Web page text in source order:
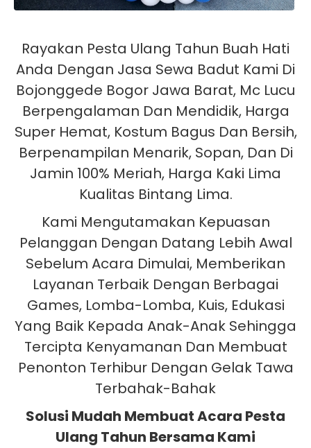
Rayakan Pesta Ulang Tahun Buah Hati
Anda Dengan Jasa Sewa Badut Kami Di
Bojonggede Bogor Jawa Barat, Mc Lucu
Berpengalaman Dan Mendidik, Harga
Super Hemat, Kostum Bagus Dan Bersih,
Berpenampilan Menarik, Sopan, Dan Di
Jamin 100% Meriah, Harga Kaki Lima
Kualitas Bintang Lima.
Kami Mengutamakan Kepuasan
Pelanggan Dengan Datang Lebih Awal
Sebelum Acara Dimulai, Memberikan
Layanan Terbaik Dengan Berbagai
Games, Lomba-Lomba, Kuis, Edukasi
Yang Baik Kepada Anak-Anak Sehingga
Tercipta Kenyamanan Dan Membuat
Penonton Terhibur Dengan Gelak Tawa
Terbahak-Bahak